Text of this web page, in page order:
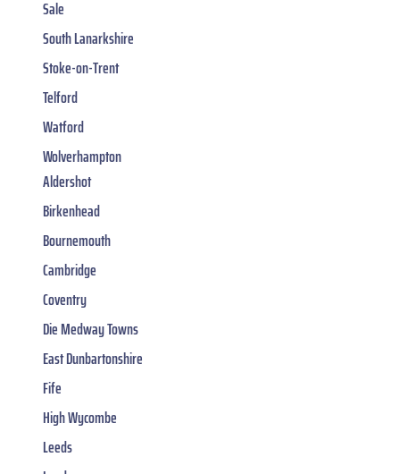
Sale
South Lanarkshire
Stoke-on-Trent
Telford
Watford
Wolverhampton
Aldershot
Birkenhead
Bournemouth
Cambridge
Coventry
Die Medway Towns
East Dunbartonshire
Fife
High Wycombe
Leeds